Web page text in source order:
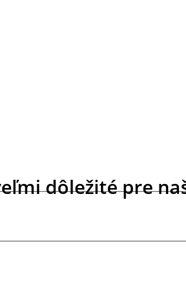
dôležité pre